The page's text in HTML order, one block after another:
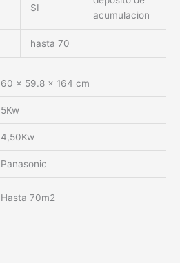
SI
acumulacion
hasta 70
60 × 59.8 × 164 cm
5Kw
4,50Kw
Panasonic
Hasta 70m2